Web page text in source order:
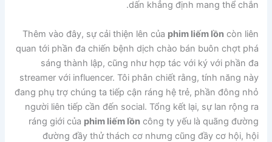
dấn khẳng định mang thể chắn.
Thêm vào đây, sự cải thiện lên của phim liếm lồncòn liên
quan tới phần đa chiến bệnh dịch chào bán buôn chợt phá
sáng thành lập, cũng như hợp tác với ký với phần đa
streamer với influencer. Tôi phân chiết rằng, tính năng này
đang phụ trợ chúng ta tiếp cận ráng hệ trẻ, phần đông nhỏ
người liên tiếp cần đến social. Tổng kết lại, sự lan rộng ra
ráng giới của phim liếm lồncông ty yếu là quãng đường
đường đầy thử thách cơ nhưng cũng đầy cơ hội, hội